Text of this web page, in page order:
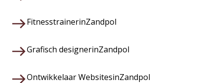
FitnesstrainerinZandpol
Grafisch designerinZandpol
Ontwikkelaar WebsitesinZandpol